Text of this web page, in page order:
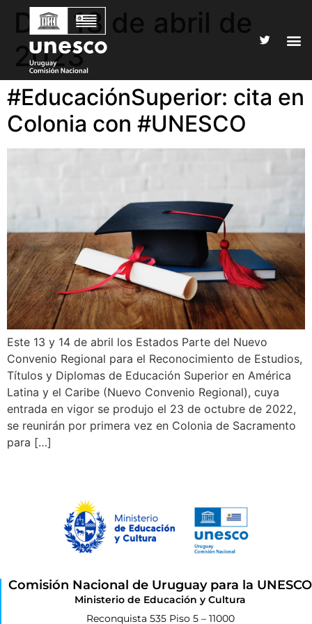
Día: 13 de abril de
2023
#EducaciónSuperior: cita en
Colonia con #UNESCO
Este 13 y 14 de abril los Estados Parte del Nuevo
Convenio Regional para el Reconocimiento de Estudios,
Títulos y Diplomas de Educación Superior en América
Latina y el Caribe (Nuevo Convenio Regional), cuya
entrada en vigor se produjo el 23 de octubre de 2022,
se reunirán por primera vez en Colonia de Sacramento
para […]
Comisión Nacional de Uruguay para la UNESCO
Ministerio de Educación y Cultura
Reconquista 535 Piso 5 – 11000